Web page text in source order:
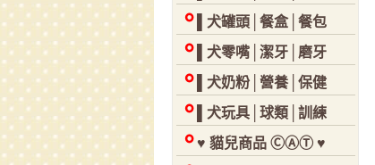
▌犬罐頭│餐盒│餐包
▌犬零嘴│潔牙│磨牙
▌犬奶粉│營養│保健
▌犬玩具│球類│訓練
♥ 貓兒商品 ⒸⒶⓉ ♥